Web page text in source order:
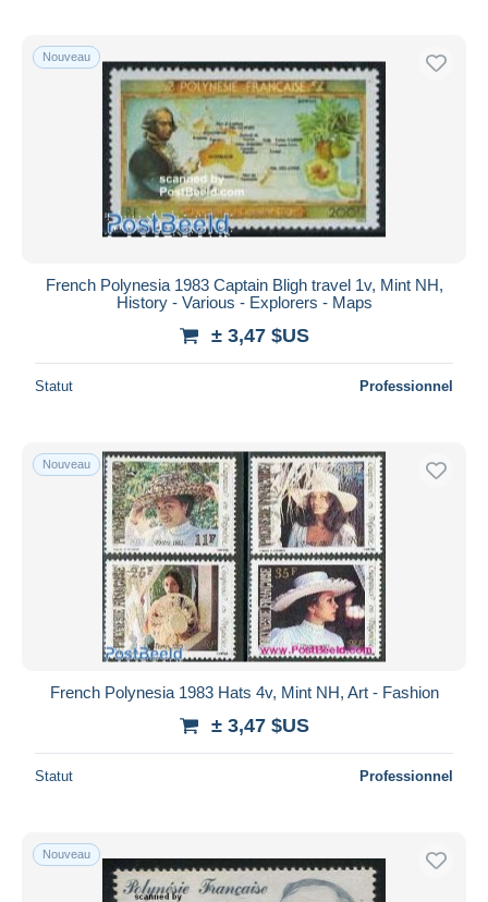
Nouveau
French Polynesia 1983 Captain Bligh travel 1v, Mint NH,
History - Various - Explorers - Maps
± 3,47 $US
Statut Professionnel
Nouveau
French Polynesia 1983 Hats 4v, Mint NH, Art - Fashion
± 3,47 $US
Statut Professionnel
Nouveau